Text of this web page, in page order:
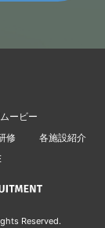
ービー
修
各施設紹介
Reserved.